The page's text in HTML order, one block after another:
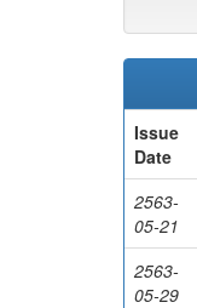
Issue
Date
2563-
05-21
2563-
05-29